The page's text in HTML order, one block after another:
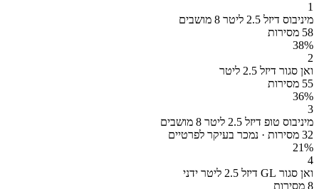
1
מיניבוס דיזל 2.5 ליטר 8 מושבים
58 מסירות
38%
2
ואן סגור דיזל 2.5 ליטר
55 מסירות
36%
3
מיניבוס טופ דיזל 2.5 ליטר 8 מושבים
32 מסירות · נמכר בעיקר לפרטיים
21%
4
ואן סגור GL דיזל 2.5 ליטר ידני
8 מסירות